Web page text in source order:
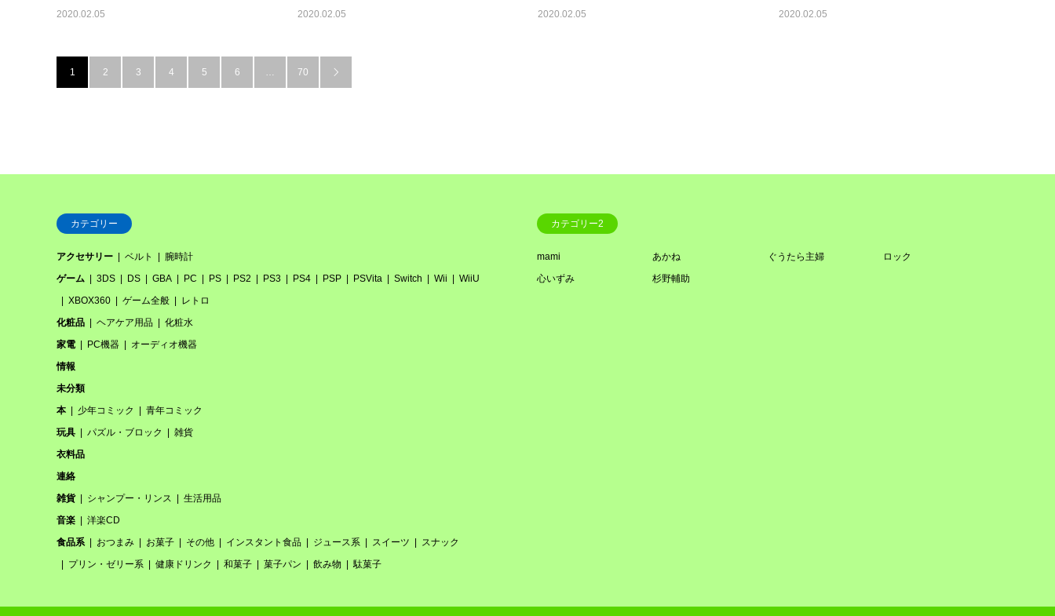
2020.02.05 2020.02.05 2020.02.05 2020.02.05
1 2 3 4 5 6 … 70 
カテゴリー
アクセサリー ベルト
腕時計
ゲーム
3DS DS GBA PC PS PS2 PS3 PS4 PSP PSVita Switch Wii
WiiU
XBOX360
ゲーム全般
レトロ
化粧品
ヘアケア用品
化粧水
家電
PC機器
オーディオ機器
情報
未分類
本
少年コミック
青年コミック
玩具
パズル・ブロック
雑貨
衣料品
連絡
雑貨
シャンプー・リンス
生活用品
音楽
洋楽CD
食品系
おつまみ お菓子 その他 インスタント食品 ジュース系 スイーツ
スナック
プリン・ゼリー系
健康ドリンク 和菓子 菓子パン 飲み物 駄菓子
カテゴリー2
mami あかね ぐうたら主婦
ロック
心いずみ
杉野輔助